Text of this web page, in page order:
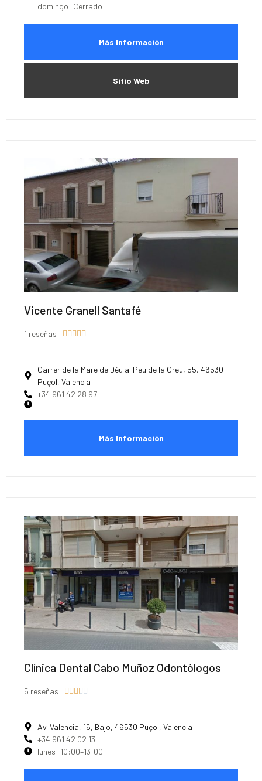
domingo: Cerrado
Más Información
Sitio Web
Vicente Granell Santafé
1 reseñas     
Carrer de la Mare de Déu al Peu de la Creu, 55, 46530
Puçol, Valencia
+34 961 42 28 97
Más Información
Clínica Dental Cabo Muñoz Odontólogos
5 reseñas     
Av. Valencia, 16, Bajo, 46530 Puçol, Valencia
+34 961 42 02 13
lunes: 10:00–13:00